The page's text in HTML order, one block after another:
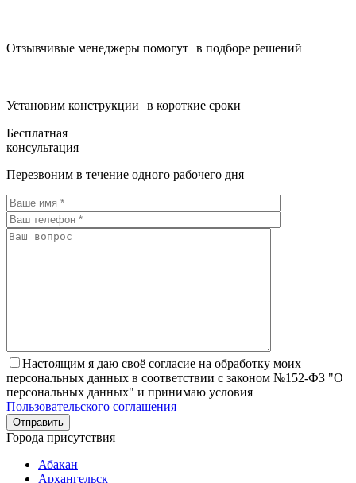
Отзывчивые менеджеры помогут в подборе решений
Установим конструкции в короткие сроки
Бесплатная
консультация
Перезвоним в течение одного рабочего дня
Настоящим я даю своё согласие на обработку моих
персональных данных в соответствии с законом №152-ФЗ "О
персональных данных" и принимаю условия
Пользовательского соглашения
Города присутствия
Абакан
Архангельск